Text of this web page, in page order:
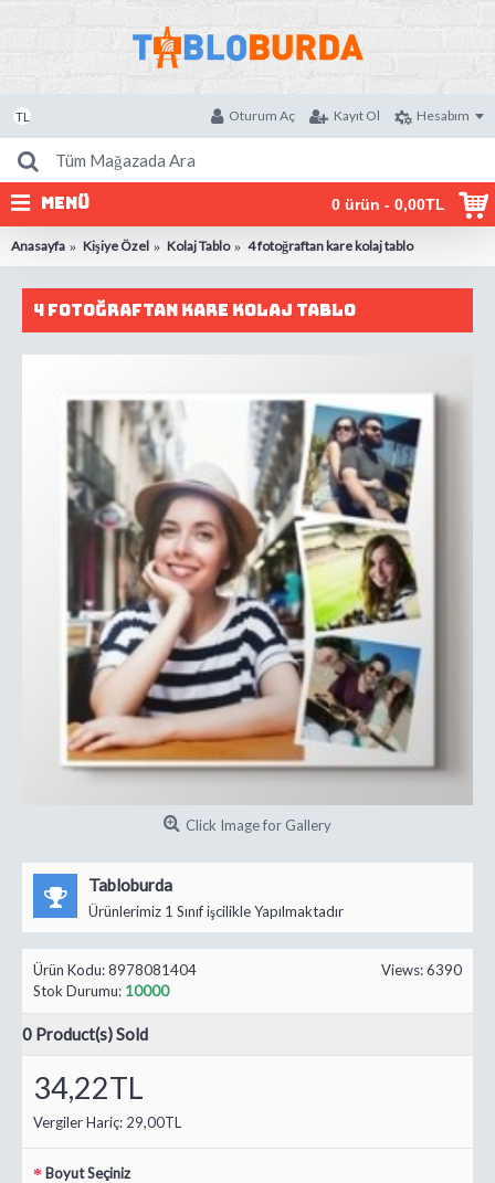
0 ürün - 0,00TL
TL Oturum Aç Kayıt Ol Hesabım
MENÜ
Anasayfa Kişiye Özel Kolaj Tablo 4 fotoğraftan kare kolaj tablo
4 fotoğraftan kare kolaj tablo
Click Image for Gallery
Tabloburda
Ürünlerimiz 1 Sınıf işcilikle Yapılmaktadır
Views: 6390
Ürün Kodu:8978081404
Stok Durumu: 10000
0 Product(s) Sold
34,22TL
Vergiler Hariç: 29,00TL
Boyut Seçiniz